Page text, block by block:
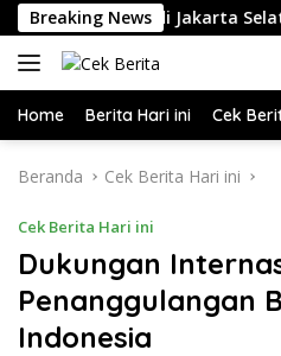
Langsung
ke
konten
Breaking News
Kuliner di Jakarta Selatan
Home Berita Hari ini Cek
Beranda Cek Berita Hari ini
Cek Berita Hari ini
Dukungan
Penanggulangan
Indonesia